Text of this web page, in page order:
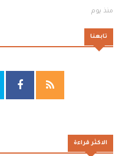
منذ يوم
تابعنا
الاكثر قراءة